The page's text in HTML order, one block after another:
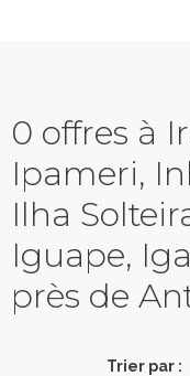
0 offres à
Ipameri,
Ilha
Iguape,
près de
Trier par :